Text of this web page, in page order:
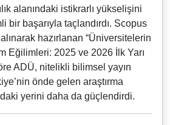
alanındaki istikrarlı yükselişini
bir başarıyla taçlandırdı. Scopus
hazırlanan “Üniversitelerin
Eğilimleri: 2025 ve 2026 İlk Yarı
ADÜ, nitelikli bilimsel yayın
önde gelen araştırma
yerini daha da güçlendirdi.